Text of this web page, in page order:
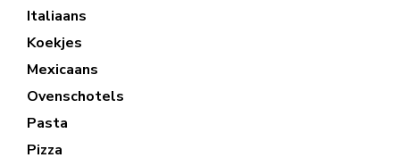
Italiaans
Koekjes
Mexicaans
Ovenschotels
Pasta
Pizza